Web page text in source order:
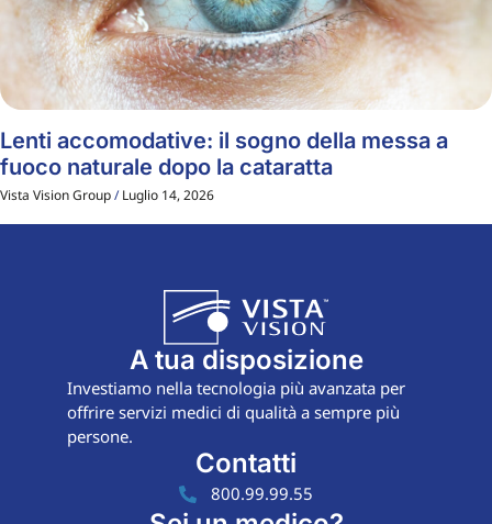
Lenti accomodative: il sogno della messa a
fuoco naturale dopo la cataratta
Vista Vision Group Luglio 14, 2026
A tua disposizione
Investiamo nella tecnologia più avanzata per
offrire servizi medici di qualità a sempre più
persone.
Contatti
800.99.99.55